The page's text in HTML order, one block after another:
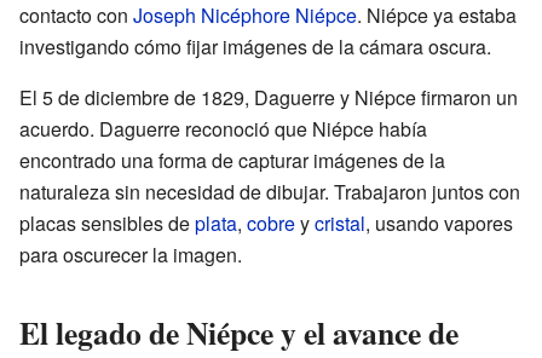
contacto con Joseph Nicéphore Niépce. Niépce ya estaba
investigando cómo fijar imágenes de la cámara oscura.
El 5 de diciembre de 1829, Daguerre y Niépce firmaron un
acuerdo. Daguerre reconoció que Niépce había
encontrado una forma de capturar imágenes de la
naturaleza sin necesidad de dibujar. Trabajaron juntos con
placas sensibles deplata, cobreycristal, usando vapores
para oscurecer la imagen.
El legado de Niépce y el avance de